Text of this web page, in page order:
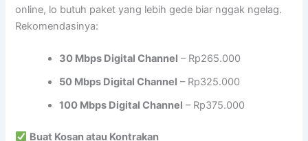
online, lo butuh paket yang lebih gede biar nggak ngelag.
Rekomendasinya:
30 Mbps Digital Channel – Rp265.000
50 Mbps Digital Channel – Rp325.000
100 Mbps Digital Channel – Rp375.000
Buat Kosan atau Kontrakan